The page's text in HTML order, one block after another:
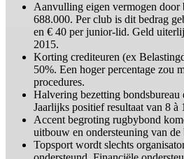
Aanvulling eigen vermogen door
688.000. Per club is dit bedrag
en € 40 per junior-lid. Geld
2015.
Korting crediteuren (ex
50%. Een hoger percentage zou
procedures.
Halvering bezetting bondsbureau
Jaarlijks positief resultaat van 8 à
Accent begroting rugbybond
uitbouw en ondersteuning van de
Topsport wordt slechts